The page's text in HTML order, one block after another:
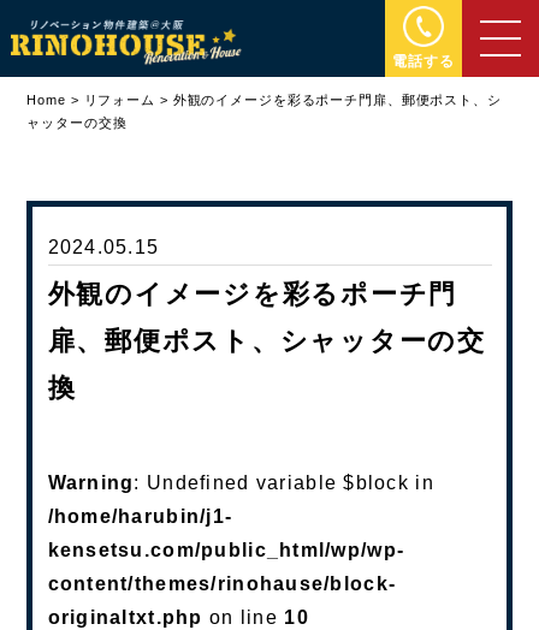
電話する
Home > リフォーム > 外観のイメージを彩るポーチ門扉、郵便ポスト、シ
ャッターの交換
2024.05.15
外観のイメージを彩るポーチ門
扉、郵便ポスト、シャッターの交
換
Warning: Undefined variable $block in
/home/harubin/j1-
kensetsu.com/public_html/wp/wp-
content/themes/rinohause/block-
originaltxt.php on line 10